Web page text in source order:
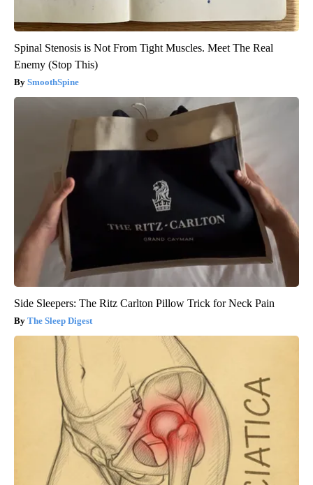
Spinal Stenosis is Not From Tight Muscles. Meet The Real
Enemy (Stop This)
SmoothSpine
Side Sleepers: The Ritz Carlton Pillow Trick for Neck Pain
The Sleep Digest